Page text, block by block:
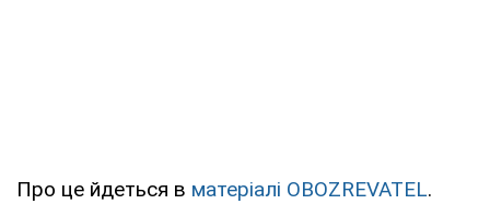
Про це йдеться в матеріалі OBOZREVATEL.